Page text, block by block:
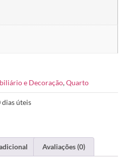
e Decoração,Quarto
dias úteis
Avaliações (0)